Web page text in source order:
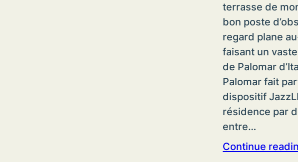
terrasse de
bon poste
regard plane
faisant un
de Palomar
Palomar fait
dispositif
résidence par
entre…
Continue